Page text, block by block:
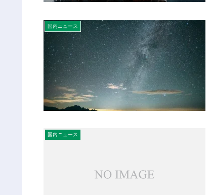
国内ニュース
国内ニュース